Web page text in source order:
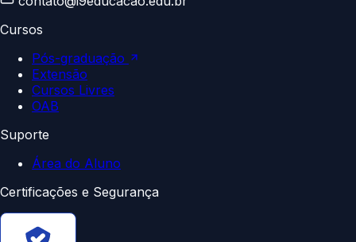
Cursos
Pós-graduação
Extensão
Cursos Livres
OAB
Suporte
Área do Aluno
Certificações e Segurança